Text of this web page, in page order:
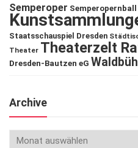
Semperoper Semperopernball
Staatsschauspiel Dresden
Theater Theaterzelt
Dresden-Bautzen eG
Archive